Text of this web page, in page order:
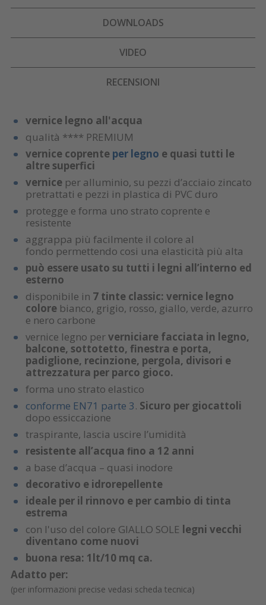
DOWNLOADS
VIDEO
RECENSIONI
vernice legno all'acqua
qualità **** PREMIUM
vernice coprente per legno e quasi tutti le
altre superfici
verniceper alluminio, su pezzi d’acciaio zincato
pretrattati e pezzi in plastica di PVC duro
protegge e forma uno strato coprente e
resistente
aggrappa più facilmente il colore al
fondo permettendo cosi una elasticità più alta
può essere usato su tutti i legni all’interno ed
esterno
disponibile in 7 tinte classic: vernice legno
colorebianco, grigio, rosso, giallo, verde, azurro
e nero carbone
vernice legno perverniciare facciata in legno,
balcone, sottotetto, finestra e porta,
padiglione, recinzione, pergola, divisori e
attrezzatura per parco gioco.
forma uno strato elastico
conforme EN71 parte 3. Sicuro per giocattoli
dopo essiccazione
traspirante, lascia uscire l’umidità
resistente all’acqua ﬁno a 12 anni
a base d’acqua – quasi inodore
decorativo e idrorepellente
ideale per il rinnovo e per cambio di tinta
estrema
con l'uso del colore GIALLO SOLE legni vecchi
diventano come nuovi
buona resa: 1lt/10 mq ca.
Adatto per:
(per informazioni precise vedasi scheda tecnica)